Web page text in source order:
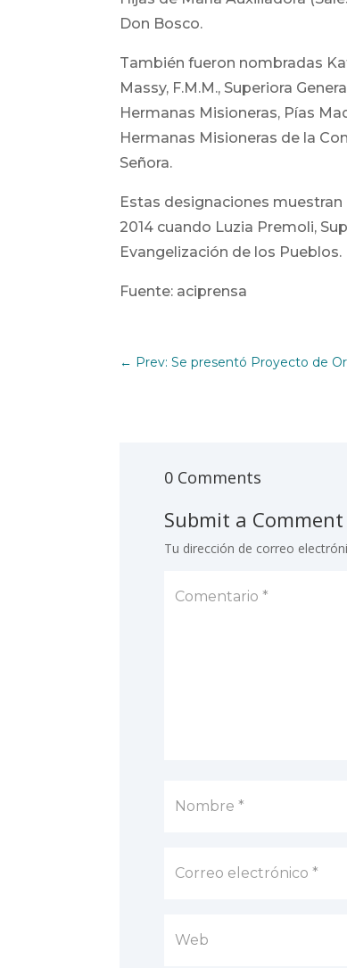
Don Bosco.
También fueron nombradas
Massy, ​​F.M.M., Superiora
Hermanas Misioneras, Pías
Hermanas Misioneras de la
Señora.
Estas designaciones
2014 cuando Luzia Premoli,
Evangelización de los Pueblos.
Fuente: aciprensa
← Prev: Se presentó Proyecto de
0 Comments
Submit a Comment
Tu dirección de correo